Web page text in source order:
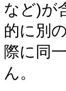
など)が
的に別
際に同
ん。